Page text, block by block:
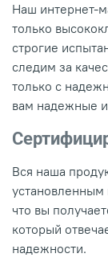
Наш интернет-
только
строгие
следим за
только с
вам надежные
Вся наша
установленным
что вы
который
надежности.